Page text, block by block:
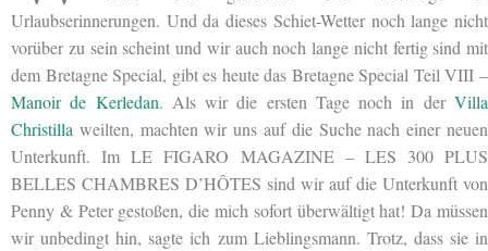
Urlaubserinnerungen. Und da dieses Schiet-Wetter noch lange nicht
vorüber zu sein scheint und wir auch noch lange nicht fertig sind mit
dem Bretagne Special, gibt es heute das Bretagne Special Teil VIII –
Manoir de Kerledan. Als wir die ersten Tage noch in derVilla
Christilla weilten, machten wir uns auf die Suche nach einer neuen
Unterkunft. Im LE FIGARO MAGAZINE – LES 300 PLUS
BELLES CHAMBRES D’HÔTES sind wir auf die Unterkunft von
Penny & Peter gestoßen, die mich sofort überwältigt hat! Da müssen
wir unbedingt hin, sagte ich zum Lieblingsmann. Trotz, dass sie in